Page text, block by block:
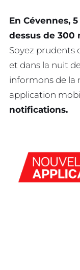
En Cévennes,
dessus de 300
Soyez prudents
et dans la nuit
informons de la
application
notifications.